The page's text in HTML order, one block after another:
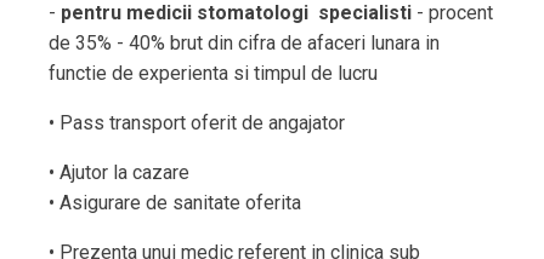
- pentru medicii stomatologi specialisti - procent
de 35% - 40% brut din cifra de afaceri lunara in
functie de experienta si timpul de lucru
• Pass transport oferit de angajator
• Ajutor la cazare
• Asigurare de sanitate oferita
• Prezenta unui medic referent in clinica sub